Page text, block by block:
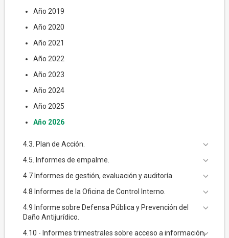
Año 2019
Año 2020
Año 2021
Año 2022
Año 2023
Año 2024
Año 2025
Año 2026
4.3. Plan de Acción.
4.5. Informes de empalme.
4.7 Informes de gestión, evaluación y auditoría.
4.8 Informes de la Oficina de Control Interno.
4.9 Informe sobre Defensa Pública y Prevención del
Daño Antijurídico.
4.10 - Informes trimestrales sobre acceso a información,